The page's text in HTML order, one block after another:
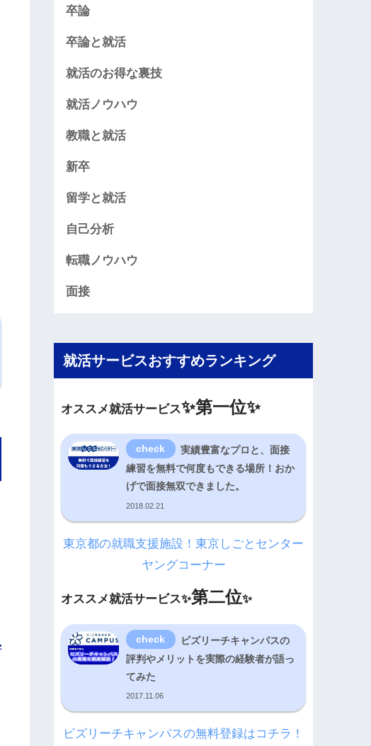
卒論
卒論と就活
就活のお得な裏技
就活ノウハウ
教職と就活
新卒
留学と就活
自己分析
転職ノウハウ
面接
就活サービスおすすめランキング
オススメ就活サービス✨第一位✨
実績豊富なプロと、面接
練習を無料で何度もできる場所！おか
げで面接無双できました。
2018.02.21
東京都の就職支援施設！東京しごとセンター
ヤングコーナー
オススメ就活サービス✨第二位✨
ビズリーチキャンパスの
評判やメリットを実際の経験者が語っ
てみた
2017.11.06
ビズリーチキャンパスの無料登録はコチラ！